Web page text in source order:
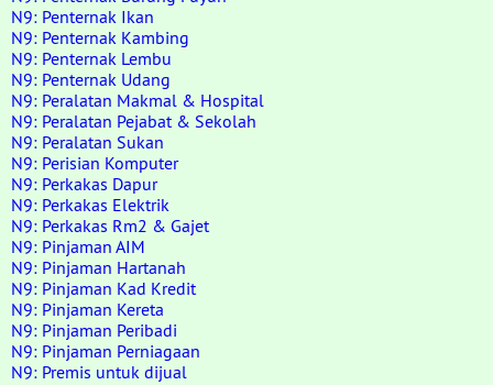
N9: Penternak Ikan
N9: Penternak Kambing
N9: Penternak Lembu
N9: Penternak Udang
N9: Peralatan Makmal & Hospital
N9: Peralatan Pejabat & Sekolah
N9: Peralatan Sukan
N9: Perisian Komputer
N9: Perkakas Dapur
N9: Perkakas Elektrik
N9: Perkakas Rm2 & Gajet
N9: Pinjaman AIM
N9: Pinjaman Hartanah
N9: Pinjaman Kad Kredit
N9: Pinjaman Kereta
N9: Pinjaman Peribadi
N9: Pinjaman Perniagaan
N9: Premis untuk dijual